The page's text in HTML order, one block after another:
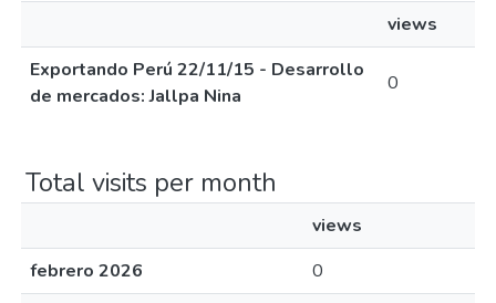
views
Exportando Perú 22/11/15 - Desarrollo
de mercados: Jallpa Nina
0
Total visits per month
views
febrero 2026
0